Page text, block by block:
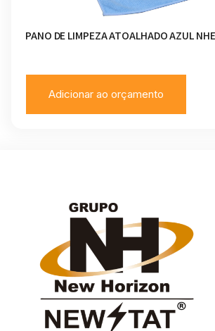
PANO DE LIMPEZA ATOALHADO AZUL
Adicionar ao orçamento